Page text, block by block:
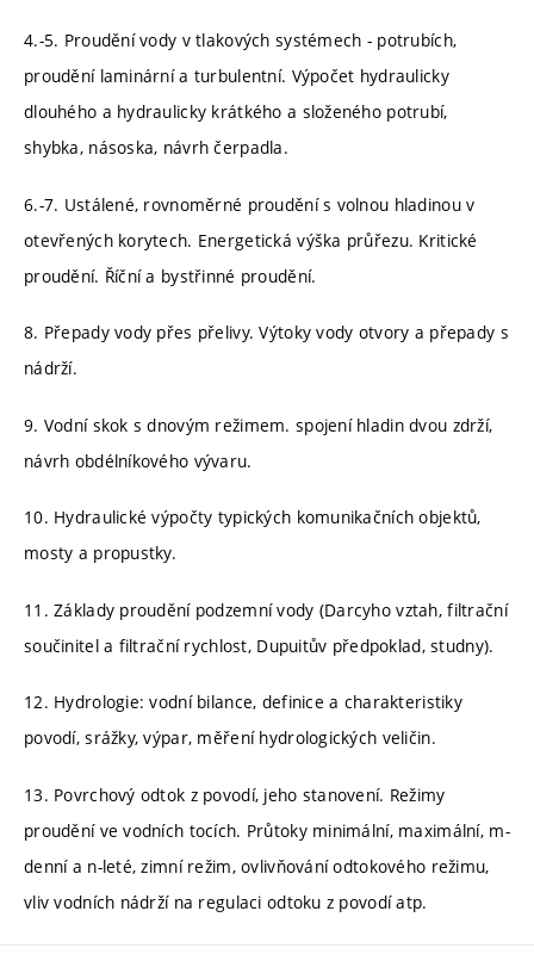
4.-5. Proudění vody v tlakových systémech - potrubích,
proudění laminární a turbulentní. Výpočet hydraulicky
dlouhého a hydraulicky krátkého a složeného potrubí,
shybka, násoska, návrh čerpadla.
6.-7. Ustálené, rovnoměrné proudění s volnou hladinou v
otevřených korytech. Energetická výška průřezu. Kritické
proudění. Říční a bystřinné proudění.
8. Přepady vody přes přelivy. Výtoky vody otvory a přepady s
nádrží.
9. Vodní skok s dnovým režimem. spojení hladin dvou zdrží,
návrh obdélníkového vývaru.
10. Hydraulické výpočty typických komunikačních objektů,
mosty a propustky.
11. Základy proudění podzemní vody (Darcyho vztah, filtrační
součinitel a filtrační rychlost, Dupuitův předpoklad, studny).
12. Hydrologie: vodní bilance, definice a charakteristiky
povodí, srážky, výpar, měření hydrologických veličin.
13. Povrchový odtok z povodí, jeho stanovení. Režimy
proudění ve vodních tocích. Průtoky minimální, maximální, m-
denní a n-leté, zimní režim, ovlivňování odtokového režimu,
vliv vodních nádrží na regulaci odtoku z povodí atp.